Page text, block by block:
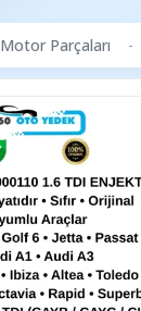
Motor Parçaları